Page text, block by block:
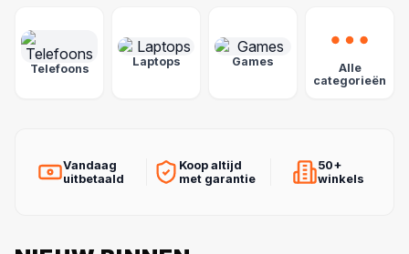
Telefoons
Laptops Games
Alle
categorieën
Vandaag
uitbetaald
Koop altijd
met garantie
50+
winkels